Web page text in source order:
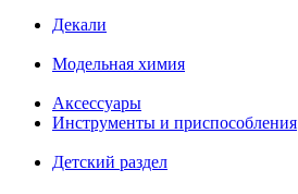
Декали
Модельная химия
Аксессуары
Инструменты и приспособления
Детский раздел